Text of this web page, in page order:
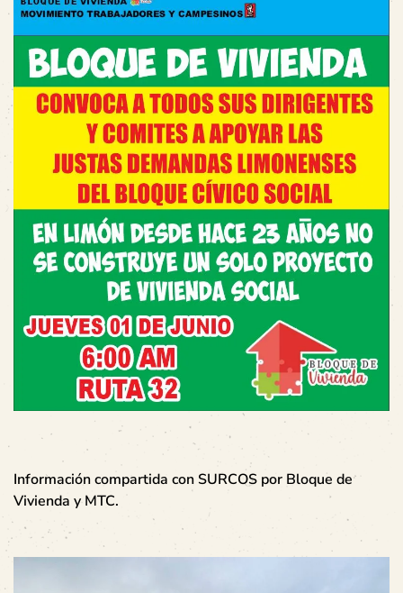
Información compartida con SURCOS por Bloque de
Vivienda y MTC.